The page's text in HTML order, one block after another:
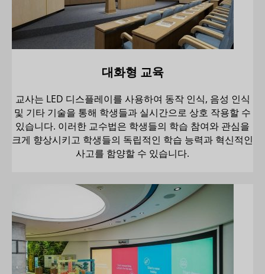
대화형 교육
교사는 LED 디스플레이를 사용하여 동작 인식, 음성 인식
및 기타 기술을 통해 학생들과 실시간으로 상호 작용할 수
있습니다. 이러한 교수법은 학생들의 학습 참여와 관심을
크게 향상시키고 학생들의 독립적인 학습 능력과 혁신적인
사고를 함양할 수 있습니다.